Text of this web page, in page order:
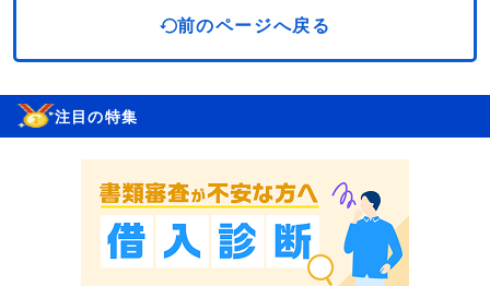
前のページへ戻る
注目の特集